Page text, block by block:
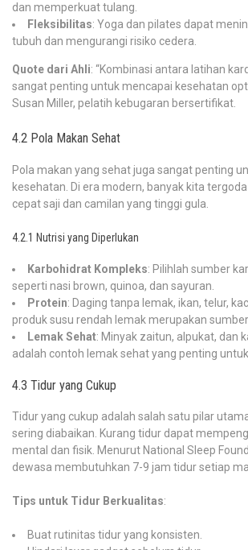
dan memperkuat tulang.
Fleksibilitas: Yoga dan pilates dapat
tubuh dan mengurangi risiko cedera.
Quote dari Ahli: “Kombinasi antara latihan
sangat penting untuk mencapai kesehatan
Susan Miller, pelatih kebugaran bersertifikat.
4.2 Pola Makan Sehat
Pola makan yang sehat juga sangat penting
kesehatan. Di era modern, banyak kita
cepat saji dan camilan yang tinggi gula.
4.2.1 Nutrisi yang Diperlukan
Karbohidrat Kompleks: Pilihlah sumber
seperti nasi brown, quinoa, dan sayuran.
Protein: Daging tanpa lemak, ikan, telur,
produk susu rendah lemak merupakan
Lemak Sehat: Minyak zaitun, alpukat, dan
adalah contoh lemak sehat yang penting
4.3 Tidur yang Cukup
Tidur yang cukup adalah salah satu pilar
sering diabaikan. Kurang tidur dapat
mental dan fisik. Menurut National Sleep
dewasa membutuhkan 7-9 jam tidur setiap
Tips untuk Tidur Berkualitas:
Buat rutinitas tidur yang konsisten.